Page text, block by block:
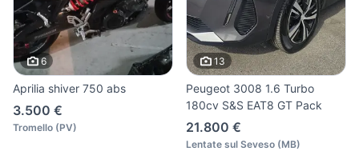
6
Aprilia shiver 750 abs
3.500 €
Tromello (PV)
13
Peugeot 3008 1.6 Turbo
180cv S&S EAT8 GT Pack
21.800 €
Lentate sul Seveso (MB)